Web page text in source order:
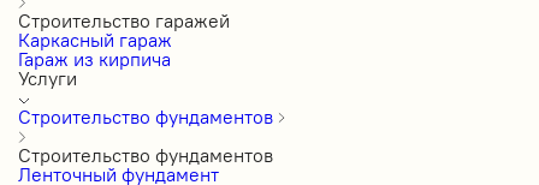
Строительство гаражей
Каркасный гараж
Гараж из кирпича
Услуги
Строительство фундаментов
Строительство фундаментов
Ленточный фундамент